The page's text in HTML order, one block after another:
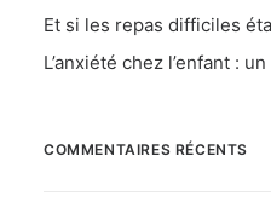
Et si les repas difficiles
L’anxiété chez l’enfant :
COMMENTAIRES RÉCENTS